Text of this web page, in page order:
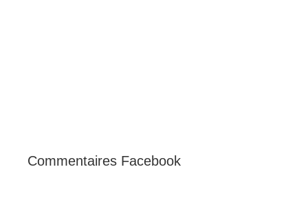
Commentaires Facebook